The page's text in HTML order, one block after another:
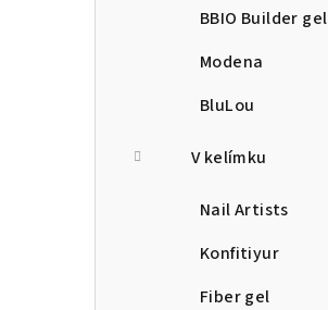
BBIO Builder gel
Modena
BluLou
V kelímku
Nail Artists
Konfitiyur
Fiber gel